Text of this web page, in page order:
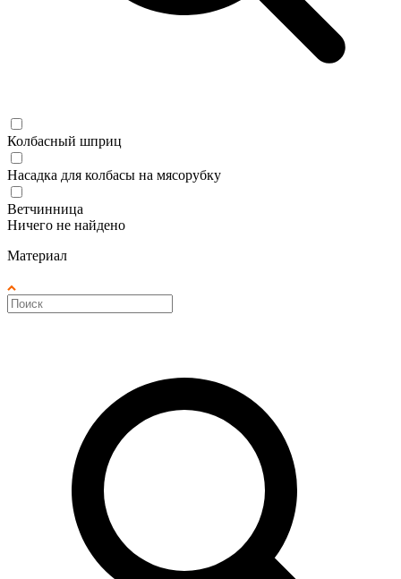
Колбасный шприц
Насадка для колбасы на мясорубку
Ветчинница
Ничего не найдено
Материал